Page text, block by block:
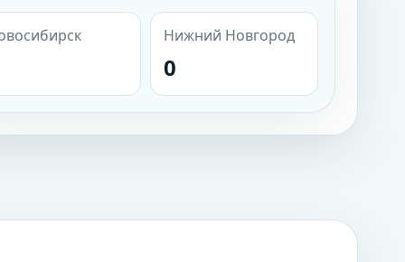
Нижний Новгород
0